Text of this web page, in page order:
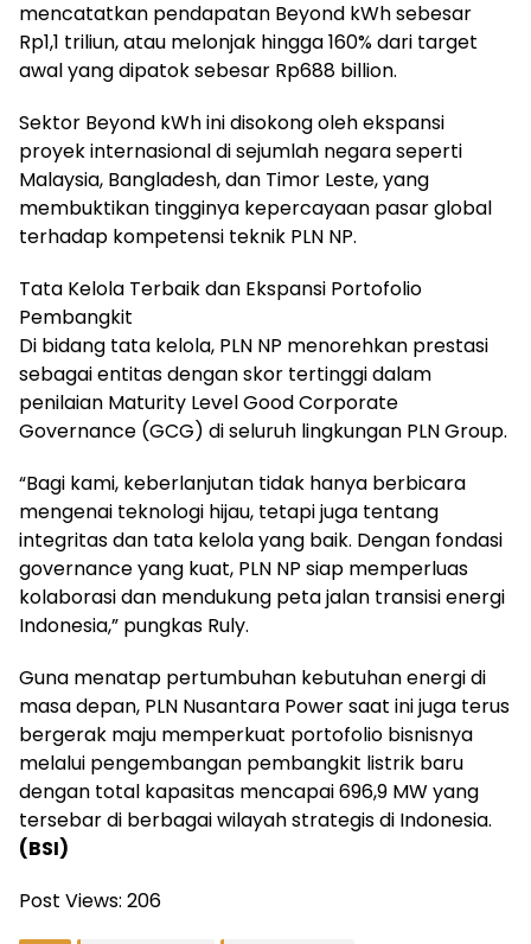
mencatatkan pendapatan Beyond kWh sebesar
Rp1,1 triliun, atau melonjak hingga 160% dari target
awal yang dipatok sebesar Rp688 billion.
Sektor Beyond kWh ini disokong oleh ekspansi
proyek internasional di sejumlah negara seperti
Malaysia, Bangladesh, dan Timor Leste, yang
membuktikan tingginya kepercayaan pasar global
terhadap kompetensi teknik PLN NP.
Tata Kelola Terbaik dan Ekspansi Portofolio
Pembangkit
Di bidang tata kelola, PLN NP menorehkan prestasi
sebagai entitas dengan skor tertinggi dalam
penilaian Maturity Level Good Corporate
Governance (GCG) di seluruh lingkungan PLN Group.
“Bagi kami, keberlanjutan tidak hanya berbicara
mengenai teknologi hijau, tetapi juga tentang
integritas dan tata kelola yang baik. Dengan fondasi
governance yang kuat, PLN NP siap memperluas
kolaborasi dan mendukung peta jalan transisi energi
Indonesia,” pungkas Ruly.
Guna menatap pertumbuhan kebutuhan energi di
masa depan, PLN Nusantara Power saat ini juga terus
bergerak maju memperkuat portofolio bisnisnya
melalui pengembangan pembangkit listrik baru
dengan total kapasitas mencapai 696,9 MW yang
tersebar di berbagai wilayah strategis di Indonesia.
(BSI)
Post Views: 206